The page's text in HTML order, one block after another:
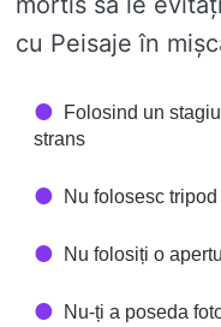
cu Peisaje în
Folosind un
strans
Nu folosesc tripod
Nu folosiți o
Nu-ți a poseda